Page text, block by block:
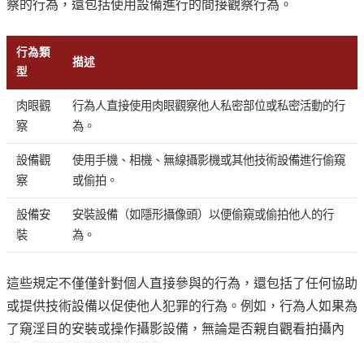
察的行為，還包括使用設備進行的間接觀察行為。
行為類
型
描述
肉眼觀
察
行為人直接使用肉眼觀察他人私密部位或私密活動的行
為。
設備觀
察
使用手機、相機、無線攝影機或其他技術設備進行偷窺
或偷拍。
設備安
裝
安裝設備（如隱形攝像頭）以便偷窺或偷拍他人的行
為。
這些規定不僅僅針對個人直接參與的行為，還包括了任何協助
或提供技術設備以促使他人犯罪的行為。例如，行為人如果為
了窺淫目的安裝或操作攝影設備，無論是否親自觀看拍攝內